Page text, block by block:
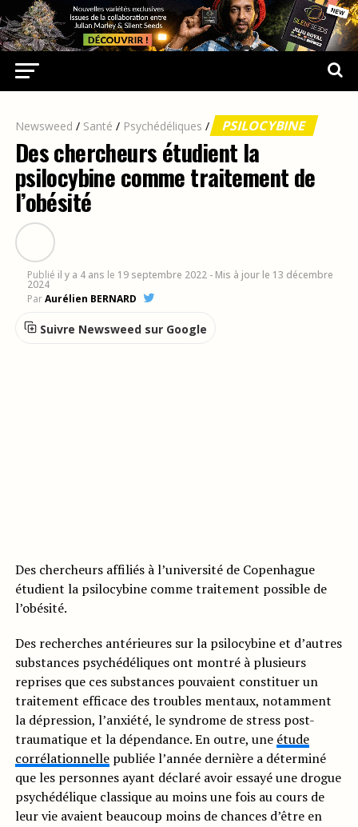
Newsweed / Santé / Psychédéliques / PSILOCYBINE
Des chercheurs étudient la
psilocybine comme traitement de
l’obésité
Publié il y a 4 ans le 19 septembre 2022 - Mis à jour le 13 décembre
2024
ParAurélien BERNARD
Suivre Newsweed sur Google
Des chercheurs affiliés à l’université de Copenhague
étudient la psilocybine comme traitement possible de
l’obésité.
Des recherches antérieures sur la psilocybine et d’autres
substances psychédéliques ont montré à plusieurs
reprises que ces substances pouvaient constituer un
traitement efficace des troubles mentaux, notamment
la dépression, l’anxiété, le syndrome de stress post-
traumatique et la dépendance. En outre, une étude
corrélationnellepubliée l’année dernière a déterminé
que les personnes ayant déclaré avoir essayé une drogue
psychédélique classique au moins une fois au cours de
leur vie avaient beaucoup moins de chances d’être en